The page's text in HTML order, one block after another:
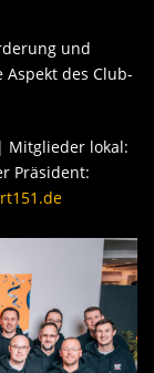
und
des Club-
Mitglieder lokal:
Präsident: